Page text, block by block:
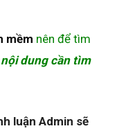
mềm nên để tìm
dung cần tìm
luận Admin sẽ